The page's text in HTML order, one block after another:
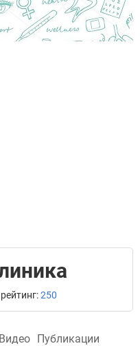
250
Видео Публикации